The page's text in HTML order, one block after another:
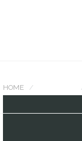
HOME